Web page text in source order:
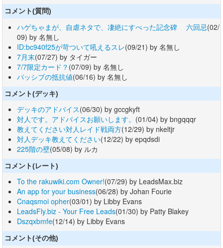
コメント(質問)
ハゲちゃまが、自虐ネタで、凄絶にすべった記念碑 六回忌(02/
09) by 名無し
ID:bc940f25が苛ついて吼えるスレ(09/21) by 名無し
7月末(07/27) by タイガー
7/7限定カード？ (07/09) by 名無し
パッシブの抵抗値(06/16) by 名無し
コメント(デッキ)
デッキのアドバイス(06/30) by gccgkyft
対人です。アドバイスお願いします。 (01/04) by bngqqqr
教えてください対人レイド戦両方(12/29) by nkeltjr
対人デッキ教えてください(12/22) by epqdsdi
225階の壁(05/08) by ルカ
コメント(レート)
To the rakuwiki.com Owner!(07/29) by LeadsMax.biz
An app for your business(06/28) by Johan Fourie
Cnaqsmoi opher(03/01) by Libby Evans
LeadsFly.biz - Your Free Leads(01/30) by Patty Blakey
Dszqxbmfe(12/14) by Libby Evans
コメント(その他)